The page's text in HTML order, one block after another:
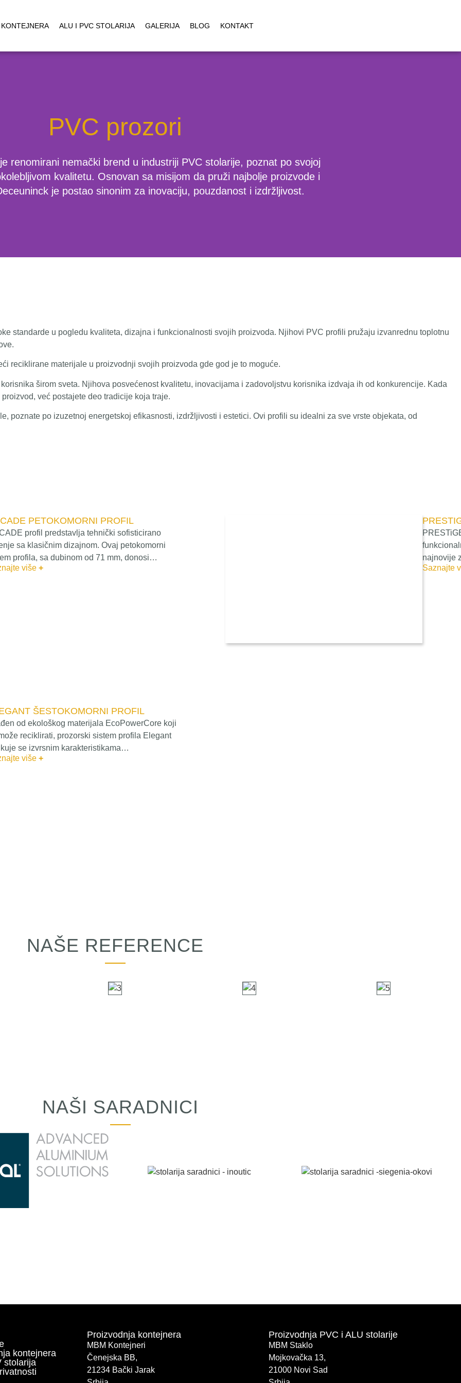
ALU I PVC STOLARIJA GALERIJA BLOG KONTAKT
PVC prozori
renomirani nemački brend u industriji PVC stolarije, poznat po svojoj
kvalitetu. Osnovan sa misijom da pruži najbolje proizvode i
je postao sinonim za inovaciju, pouzdanost i izdržljivost.
standarde u pogledu kvaliteta, dizajna i funkcionalnosti svojih proizvoda. Njihovi PVC profili pružaju izvanrednu toplotnu
reciklirane materijale u proizvodnji svojih proizvoda gde god je to moguće.
širom sveta. Njihova posvećenost kvalitetu, inovacijama i zadovoljstvu korisnika izdvaja ih od konkurencije. Kada
već postajete deo tradicije koja traje.
poznate po izuzetnoj energetskoj efikasnosti, izdržljivosti i estetici. Ovi profili su idealni za sve vrste objekata, od
PETOKOMORNI PROFIL
profil predstavlja tehnički sofisticirano
sa klasičnim dizajnom. Ovaj petokomorni
profila, sa dubinom od 71 mm, donosi…
više +
najnovije
Saznajte
ŠESTOKOMORNI PROFIL
od ekološkog materijala EcoPowerCore koji
reciklirati, prozorski sistem profila Elegant
se izvrsnim karakteristikama…
više +
NAŠE REFERENCE
NAŠI SARADNICI
kontejnera
stolarija
Proizvodnja kontejnera
MBM Kontejneri
Čenejska BB,
21234 Bački Jarak
Proizvodnja PVC i ALU stolarije
MBM Staklo
Mojkovačka 13,
21000 Novi Sad